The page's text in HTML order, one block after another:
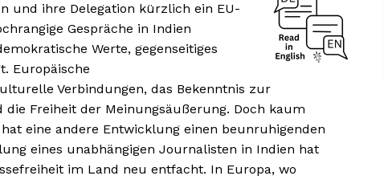
und ihre Delegation kürzlich ein EU-
Gespräche in Indien
Werte, gegenseitiges
Europäische
Verbindungen, das Bekenntnis zur
Freiheit der Meinungsäußerung. Doch kaum
eine andere Entwicklung einen beunruhigenden
eines unabhängigen Journalisten in Indien hat
im Land neu entfacht. In Europa, wo